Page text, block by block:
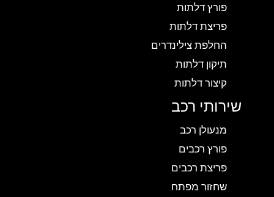
פורץ דלתות
פריצת דלתות
החלפת צילינדרים
תיקון דלתות
קיצור דלתות
שירותי רכב
מנעולן רכב
פורץ רכבים
פריצת רכבים
שחזור מפתח